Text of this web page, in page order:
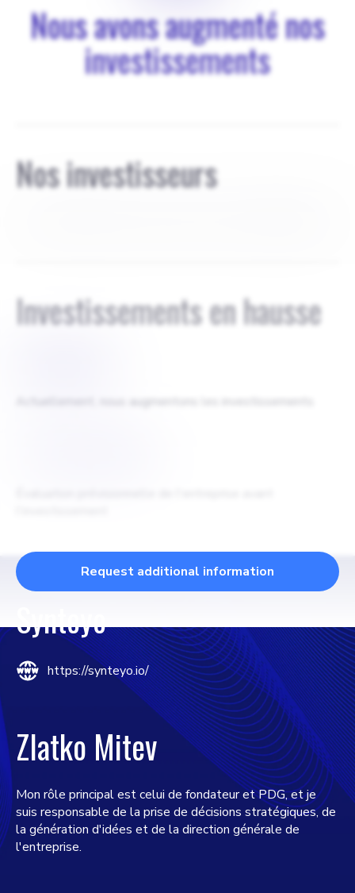
Nous avons augmenté nos
investissements
Nos investisseurs
Investissements en hausse
Request additional information
Synteyo
https://synteyo.io/
Zlatko Mitev
Mon rôle principal est celui de fondateur et PDG, et je
suis responsable de la prise de décisions stratégiques, de
la génération d'idées et de la direction générale de
l'entreprise.